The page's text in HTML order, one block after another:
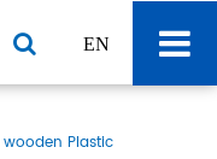
EN
Plastic